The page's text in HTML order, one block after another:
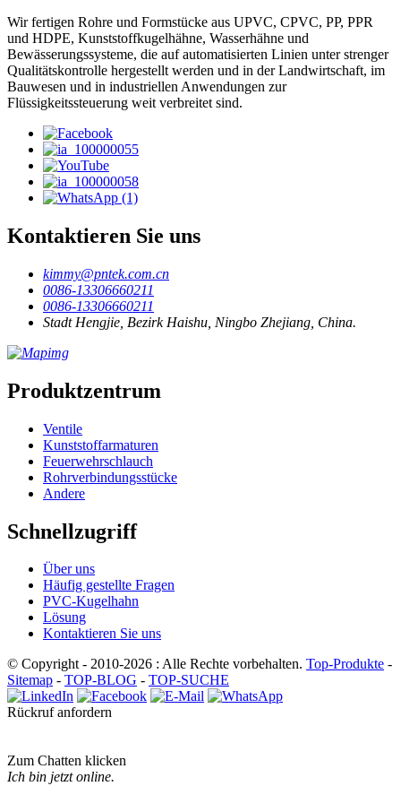
Wir fertigen Rohre und Formstücke aus UPVC, CPVC, PP, PPR
und HDPE, Kunststoffkugelhähne, Wasserhähne und
Bewässerungssysteme, die auf automatisierten Linien unter strenger
Qualitätskontrolle hergestellt werden und in der Landwirtschaft, im
Bauwesen und in industriellen Anwendungen zur
Flüssigkeitssteuerung weit verbreitet sind.
Kontaktieren Sie uns
kimmy@pntek.com.cn
0086-13306660211
0086-13306660211
Stadt Hengjie, Bezirk Haishu, Ningbo Zhejiang, China.
Produktzentrum
Ventile
Kunststoffarmaturen
Feuerwehrschlauch
Rohrverbindungsstücke
Andere
Schnellzugriff
Über uns
Häufig gestellte Fragen
PVC-Kugelhahn
Lösung
Kontaktieren Sie uns
© Copyright - 2010-2026 : Alle Rechte vorbehalten. Top-Produkte -
Sitemap - TOP-BLOG - TOP-SUCHE
Rückruf anfordern
Zum Chatten klicken
Ich bin jetzt online.